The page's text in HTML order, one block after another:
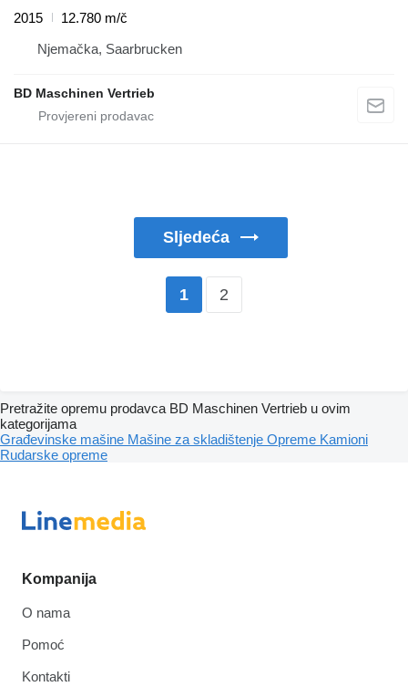
2015
12.780 m/č
Njemačka, Saarbrucken
BD Maschinen Vertrieb
Sljedeća
1 2
Pretražite opremu prodavca BD Maschinen Vertrieb u ovim
kategorijama
Građevinske mašine Mašine za skladištenje Opreme Kamioni
Rudarske opreme
Kompanija
O nama
Pomoć
Kontakti